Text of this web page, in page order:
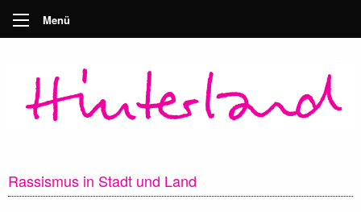
Menü
Rassismus in Stadt und Land